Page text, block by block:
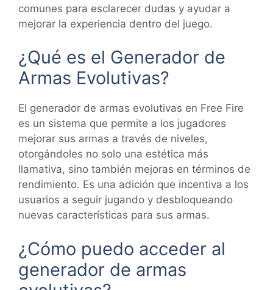
comunes para esclarecer dudas y ayudar a
mejorar la experiencia dentro del juego.
¿Qué es el Generador de
Armas Evolutivas?
El generador de armas evolutivas en Free Fire
es un sistema que permite a los jugadores
mejorar sus armas a través de niveles,
otorgándoles no solo una estética más
llamativa, sino también mejoras en términos de
rendimiento. Es una adición que incentiva a los
usuarios a seguir jugando y desbloqueando
nuevas características para sus armas.
¿Cómo puedo acceder al
generador de armas